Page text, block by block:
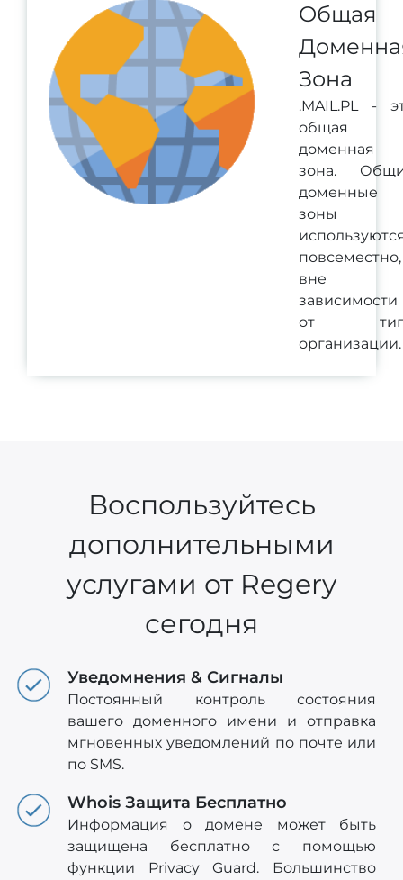
Общая
Зона
.MAIL.PL -
общая
доменная
зона.
доменные
зоны
повсеместно,
вне
зависимости
от
организации.
Воспользуйтесь
дополнительными
услугами от Regery
сегодня
Уведомнения & Сигналы
Постоянный контроль состояния
вашего доменного имени и отправка
мгновенных уведомлений по почте или
по SMS.
Whois Защита Бесплатно
Информация о домене может быть
защищена бесплатно с помощью
функции Privacy Guard. Большинство